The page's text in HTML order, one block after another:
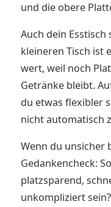
und die obere
Auch dein Esstisch
kleineren Tisch ist
wert, weil noch
Getränke bleibt.
du etwas flexibler
nicht automatisch
Wenn du unsicher
Gedankencheck:
platzsparend,
unkompliziert